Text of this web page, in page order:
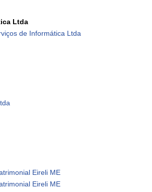
Ltda
de Informática Ltda
Eireli ME
Eireli ME